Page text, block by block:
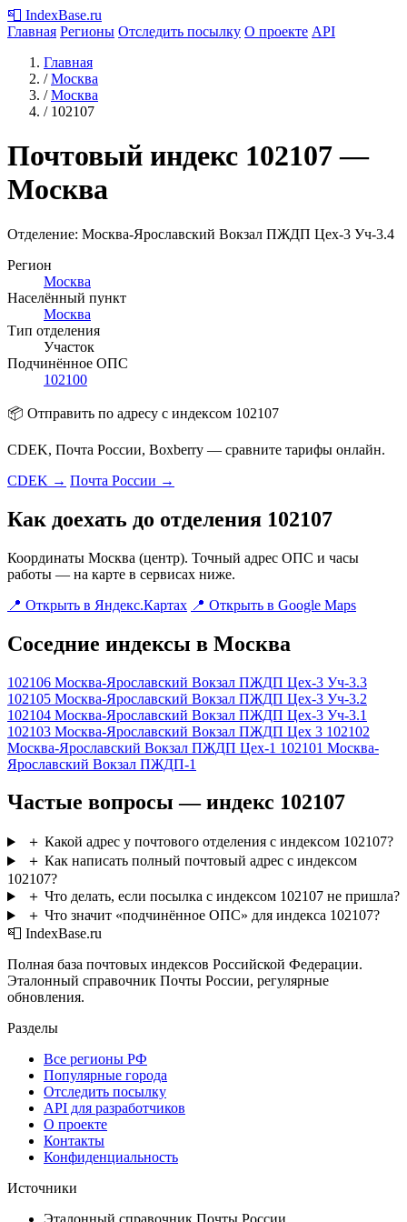
📮 IndexBase.ru
Главная Регионы Отследить посылку О проекте API
Главная
/ Москва
/ Москва
/ 102107
Почтовый индекс 102107 —
Москва
Отделение: Москва-Ярославский Вокзал ПЖДП Цех-3 Уч-3.4
Регион
Москва
Населённый пункт
Москва
Тип отделения
Участок
Подчинённое ОПС
102100
📦 Отправить по адресу с индексом 102107
CDEK, Почта России, Boxberry — сравните тарифы онлайн.
CDEK → Почта России →
Как доехать до отделения 102107
Координаты Москва (центр). Точный адрес ОПС и часы
работы — на карте в сервисах ниже.
📍 Открыть в Яндекс.Картах 📍 Открыть в Google Maps
Соседние индексы в Москва
102106 Москва-Ярославский Вокзал ПЖДП Цех-3 Уч-3.3
102105 Москва-Ярославский Вокзал ПЖДП Цех-3 Уч-3.2
102104 Москва-Ярославский Вокзал ПЖДП Цех-3 Уч-3.1
102103 Москва-Ярославский Вокзал ПЖДП Цех 3 102102
Москва-Ярославский Вокзал ПЖДП Цех-1 102101 Москва-
Ярославский Вокзал ПЖДП-1
Частые вопросы — индекс 102107
＋ Какой адрес у почтового отделения с индексом 102107?
＋ Как написать полный почтовый адрес с индексом
102107?
＋ Что делать, если посылка с индексом 102107 не пришла?
＋ Что значит «подчинённое ОПС» для индекса 102107?
📮 IndexBase.ru
Полная база почтовых индексов Российской Федерации.
Эталонный справочник Почты России, регулярные
обновления.
Разделы
Все регионы РФ
Популярные города
Отследить посылку
API для разработчиков
О проекте
Контакты
Конфиденциальность
Источники